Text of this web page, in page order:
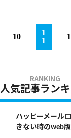
10
1
1
人気記事ラン
ハッピーメール
きない時のweb